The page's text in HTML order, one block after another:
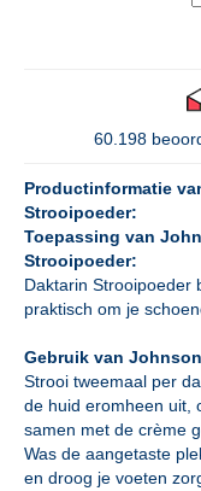
60.198
Productinformatie
Strooipoeder:
Toepassing van
Strooipoeder:
Daktarin Strooipoeder
praktisch om je
Gebruik van
Strooi tweemaal per
de huid eromheen uit,
samen met de crème
Was de aangetaste
en droog je voeten